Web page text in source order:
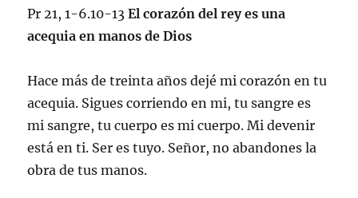
Pr 21, 1-6.10-13El corazón del rey es una
acequia en manos de Dios
Hace más de treinta años dejé mi corazón en tu
acequia. Sigues corriendo en mi, tu sangre es
mi sangre, tu cuerpo es mi cuerpo. Mi devenir
está en ti. Ser es tuyo. Señor, no abandones la
obra de tus manos.